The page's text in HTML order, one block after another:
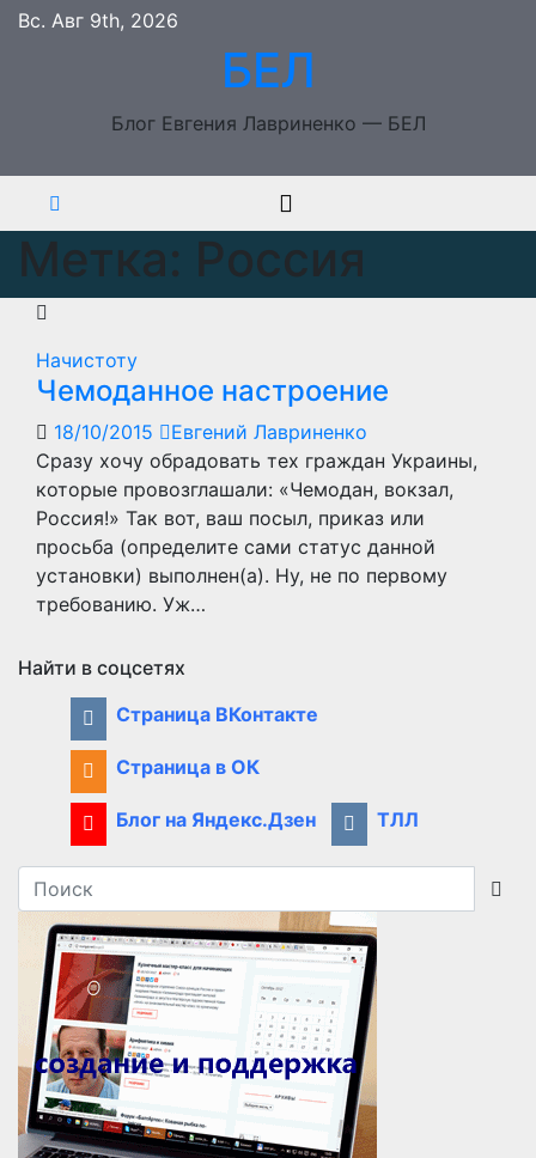
Перейти
Вс. Авг 9th, 2026
БЕЛ
Блог Евгения Лавриненко — БЕЛ
Метка: Россия
Начистоту
Чемоданное настроение
18/10/2015
Евгений Лавриненко
Сразу хочу обрадовать тех граждан Украины,
которые провозглашали: «Чемодан, вокзал,
Россия!» Так вот, ваш посыл, приказ или
просьба (определите сами статус данной
установки) выполнен(а). Ну, не по первому
требованию. Уж…
Найти в соцсетях
Страница ВКонтакте
Страница в ОК
Блог на Яндекс.Дзен ТЛЛ